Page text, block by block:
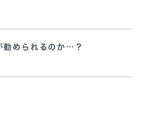
勧められるのか…？